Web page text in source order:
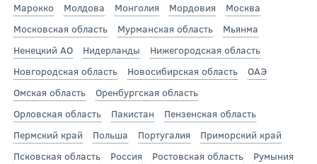
Марокко
Молдова Монголия Мордовия
Москва
Московская область
Мурманская область
Мьянма
Ненецкий АО
Нидерланды
Нижегородская область
Новгородская область
Новосибирская область
ОАЭ
Омская область
Оренбургская область
Орловская область
Пакистан
Пензенская область
Пермский край
Польша Португалия
Приморский край
Псковская область
Россия Ростовская область
Румыния